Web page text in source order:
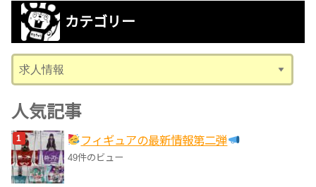
カ
ブ
カテゴリー
テ
ゴ
リ
ー
人気記事
フィギュアの最新情報第二弾
49件のビュー